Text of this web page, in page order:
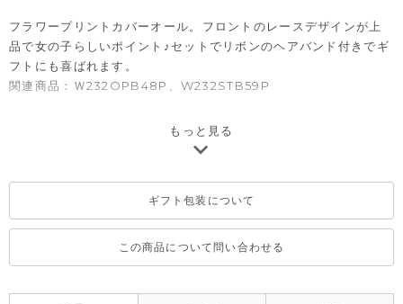
フラワープリントカバーオール。フロントのレースデザインが上
品で女の子らしいポイント♪セットでリボンのヘアバンド付きでギ
フトにも喜ばれます。
関連商品： Ｗ232OPB48P 、 W232STB59P
※一部、韓国で販売していた商品を日本の法律に基づいた品質表
示に変更をしたものがございますが、不良ではございませんので
もっと見る
ギフト包装について
この商品について問い合わせる